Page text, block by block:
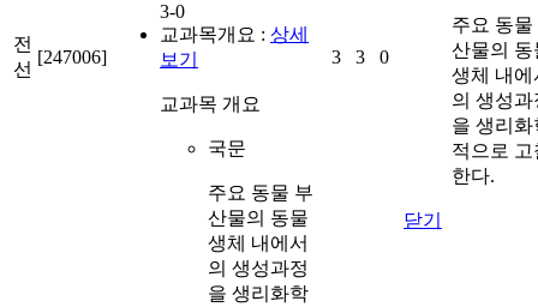
전
선
[247006]
3-0
교과목개요 : 상세
보기
교과목 개요
국문
주요 동물 부
산물의 동물
생체 내에서
의 생성과정
을 생리화학
3 3 0
주요 동물
산물의 동
생체 내에
의 생성과
을 생리화
적으로 고
한다.
닫기